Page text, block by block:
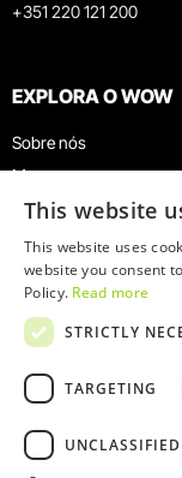
+351 220 121 200
EXPLORA O WOW
Sobre nós
Museus
Agenda
Notícias
Restaurantes
Cartão WOW
Grupos e Eventos
Serviço Educativo
This website
This website uses
website you consent
Policy. Read more
STRICTLY
TARGETING
UNCLASSIFIED